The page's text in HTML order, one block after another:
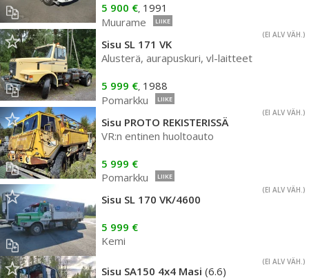
5 900 €, 1991
Muurame
LIIKE
(EI ALV VÄH.)
Sisu SL 171 VK
Alusterä, aurapuskuri, vl-laitteet
5 999 €, 1988
Pomarkku
LIIKE
(EI ALV VÄH.)
Sisu PROTO REKISTERISSÄ
VR:n entinen huoltoauto
5 999 €
Pomarkku
LIIKE
(EI ALV VÄH.)
Sisu SL 170 VK/4600
5 999 €
Kemi
(EI ALV VÄH.)
Sisu SA150 4x4 Masi (6.6)